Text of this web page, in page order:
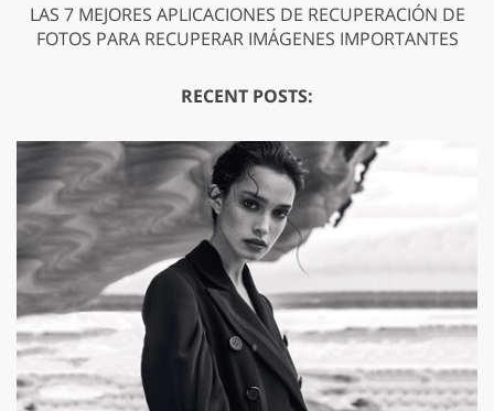
LAS 7 MEJORES APLICACIONES DE RECUPERACIÓN DE
FOTOS PARA RECUPERAR IMÁGENES IMPORTANTES
RECENT POSTS: